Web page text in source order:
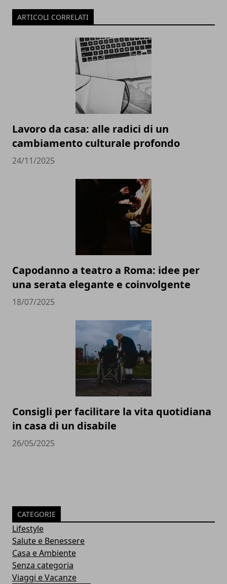
ARTICOLI CORRELATI
Lavoro da casa: alle radici di un
cambiamento culturale profondo
24/11/2025
Capodanno a teatro a Roma: idee per
una serata elegante e coinvolgente
18/07/2025
Consigli per facilitare la vita quotidiana
in casa di un disabile
26/05/2025
CATEGORIE
Lifestyle
Salute e Benessere
Casa e Ambiente
Senza categoria
Viaggi e Vacanze